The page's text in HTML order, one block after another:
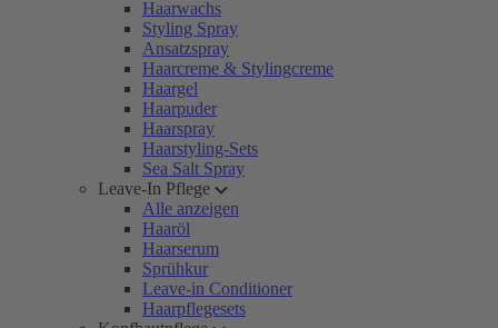
Haarwachs
Styling Spray
Ansatzspray
Haarcreme & Stylingcreme
Haargel
Haarpuder
Haarspray
Haarstyling-Sets
Sea Salt Spray
Leave-In Pflege
Alle anzeigen
Haaröl
Haarserum
Sprühkur
Leave-in Conditioner
Haarpflegesets